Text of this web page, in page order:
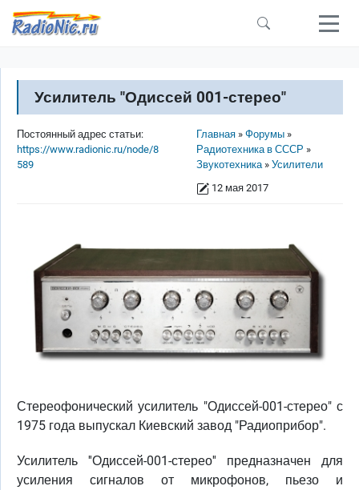
Перейти к основному содержанию
Усилитель "Одиссей 001-стерео"
Строка навигации
Главная
Форумы
Радиотехника в СССР
Звукотехника
Усилители
12 мая 2017
Постоянный адрес статьи:
https://www.radionic.ru/node/8
589
Стереофонический усилитель "Одиссей-001-стерео" с
1975 года выпускал Киевский завод "Радиоприбор".
Усилитель ''Одиссей-001-стерео'' предназначен для
усиления сигналов от микрофонов, пьезо и